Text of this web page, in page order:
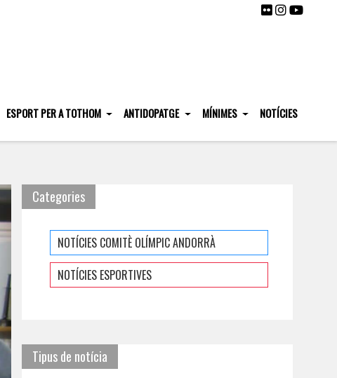
ESPORT PER A TOTHOM ANTIDOPATGE MÍNIMES NOTÍCIES
Categories
NOTÍCIES COMITÈ OLÍMPIC ANDORRÀ
NOTÍCIES ESPORTIVES
Tipus de notícia